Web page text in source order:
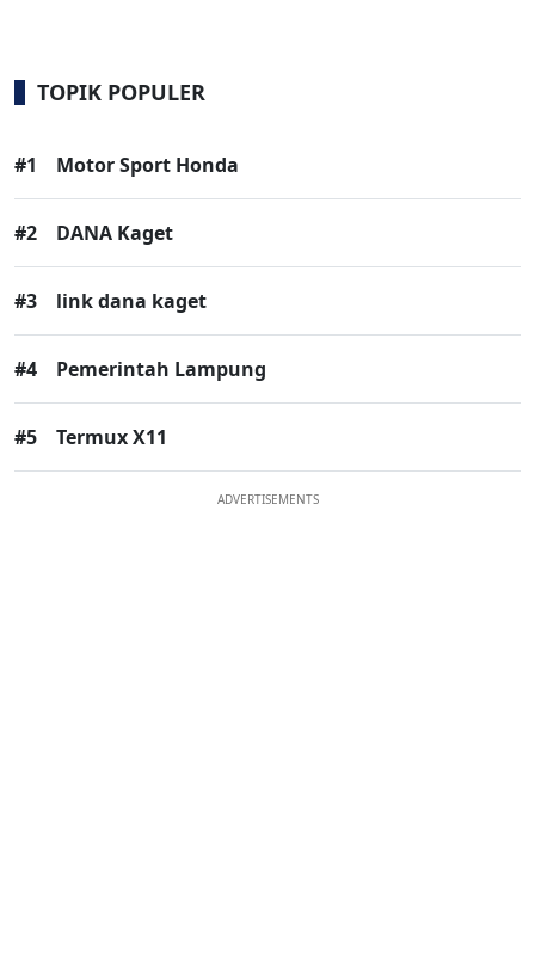
TOPIK POPULER
#1 Motor Sport Honda
#2 DANA Kaget
#3 link dana kaget
#4 Pemerintah Lampung
#5 Termux X11
ADVERTISEMENTS